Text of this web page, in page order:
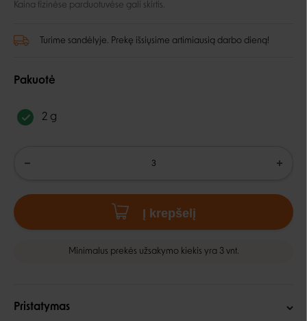
Kaina fizinėse parduotuvėse gali skirtis.
Turime sandėlyje. Prekę išsiųsime artimiausią darbo dieną!
Pakuotė
2 g
Į krepšelį
Minimalus prekės užsakymo kiekis yra 3 vnt.
Pristatymas